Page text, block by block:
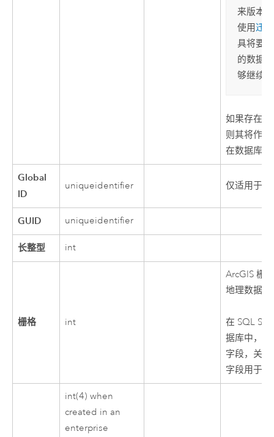
来版本
使用迁
具将要
的数据
够继续
如果存在
则其将作
在数据库中
Global
ID
uniqueidentifier 仅适用于
GUID uniqueidentifier
长整型 int
栅格 int
ArcGIS 栅
地理数据库
在 SQL
据库中，
字段，关
字段用于
int(4) when
created in an
enterprise